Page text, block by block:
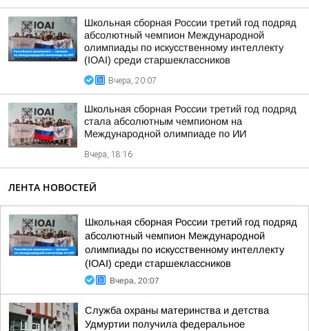
Школьная сборная России третий год подряд
абсолютный чемпион Международной
олимпиады по искусственному интеллекту
(IOAI) среди старшеклассников
Вчера, 20:07
Школьная сборная России третий год подряд
стала абсолютным чемпионом на
Международной олимпиаде по ИИ
Вчера, 18:16
ЛЕНТА НОВОСТЕЙ
Школьная сборная России третий год подряд
абсолютный чемпион Международной
олимпиады по искусственному интеллекту
(IOAI) среди старшеклассников
Вчера, 20:07
Служба охраны материнства и детства
Удмуртии получила федеральное